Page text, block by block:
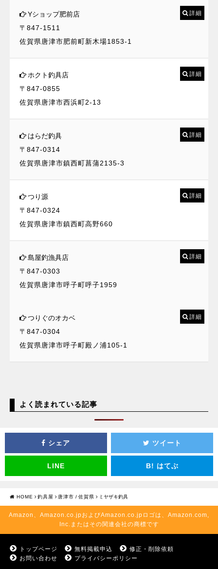
Yショップ肥前店
〒847-1511
佐賀県唐津市肥前町新木場1853-1
詳細
ホクト釣具店
〒847-0855
佐賀県唐津市西浜町2-13
詳細
はらだ釣具
〒847-0314
佐賀県唐津市鎮西町菖蒲2135-3
詳細
つり源
〒847-0324
佐賀県唐津市鎮西町高野660
詳細
島屋釣漁具店
〒847-0303
佐賀県唐津市呼子町呼子1959
詳細
つりぐのオカベ
〒847-0304
佐賀県唐津市呼子町殿ノ浦105-1
詳細
よく読まれている記事
シェア ツイート
LINE B! はてぶ
HOME 釣具屋 唐津市 / 佐賀県 ミヤザキ釣具
Amazon、Amazon.co.jpおよびAmazon.co.jpロゴは、Amazon.com,
Inc.またはその関連会社の商標です
トップページ 無料掲載申込
修正・削除依頼
お問い合わせ
プライバシーポリシー